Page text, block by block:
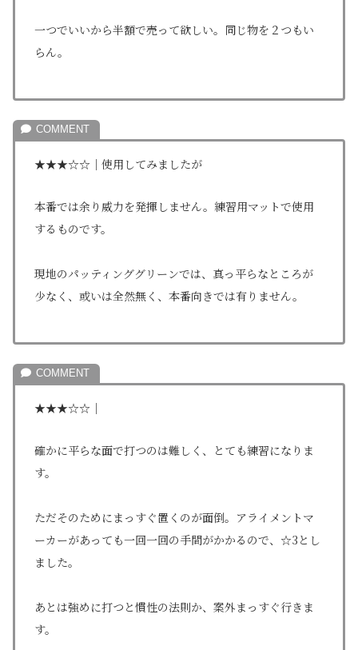
一つでいいから半額で売って欲しい。同じ物を２つもい
らん。
★★★☆☆｜使用してみましたが
本番では余り威力を発揮しません。練習用マットで使用
するものです。
現地のパッティンググリーンでは、真っ平らなところが
少なく、或いは全然無く、本番向きでは有りません。
★★★☆☆｜
確かに平らな面で打つのは難しく、とても練習になりま
す。
ただそのためにまっすぐ置くのが面倒。アライメントマ
ーカーがあっても一回一回の手間がかかるので、☆3とし
ました。
あとは強めに打つと慣性の法則か、案外まっすぐ行きま
す。